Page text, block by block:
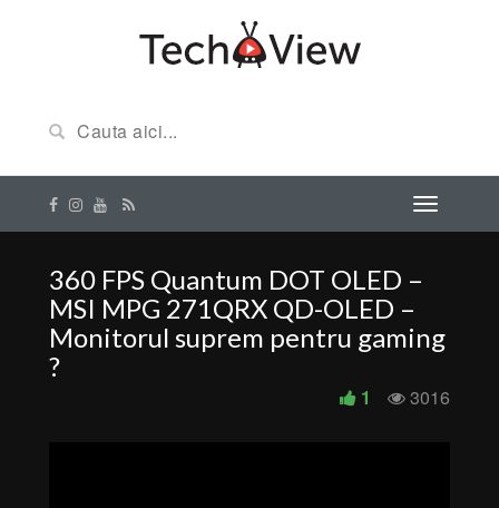
360 FPS Quantum DOT OLED –
MSI MPG 271QRX QD-OLED –
Monitorul suprem pentru gaming
?
3016
1